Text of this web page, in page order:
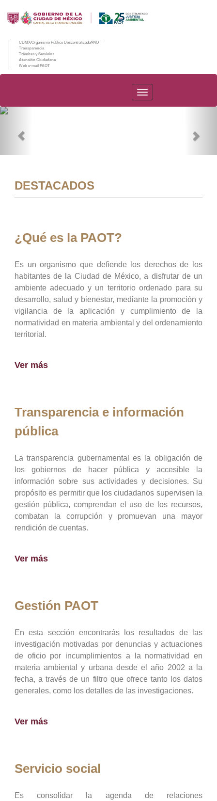
CDMX/Organismo Público Descentralizado/PAOT
Transparencia
Trámites y Servicios
Atención Ciudadana
Web e-mail PAOT
PAOT
DESTACADOS
¿Qué es la PAOT?
Es un organismo que defiende los derechos de los
habitantes de la Ciudad de México, a disfrutar de un
ambiente adecuado y un territorio ordenado para su
desarrollo, salud y bienestar, mediante la promoción y
vigilancia de la aplicación y cumplimiento de la
normatividad en materia ambiental y del ordenamiento
territorial.
Ver más
Transparencia e información
pública
La transparencia gubernamental es la obligación de
los gobiernos de hacer pública y accesible la
información sobre sus actividades y decisiones. Su
propósito es permitir que los ciudadanos supervisen la
gestión pública, comprendan el uso de los recursos,
combatan la corrupción y promuevan una mayor
rendición de cuentas.
Ver más
Gestión PAOT
En esta sección encontrarás los resultados de las
investigación motivadas por denuncias y actuaciones
de oficio por incumplimientos a la normatividad en
materia ambiental y urbana desde el año 2002 a la
fecha, a través de un filtro que ofrece tanto los datos
generales, como los detalles de las investigaciones.
Ver más
Servicio social
Es consolidar la agenda de relaciones